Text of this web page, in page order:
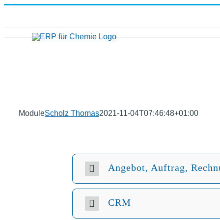
springen
ModuleScholz Thomas2021-11-04T07:46:48+01:00
Angebot, Auftrag,
CRM